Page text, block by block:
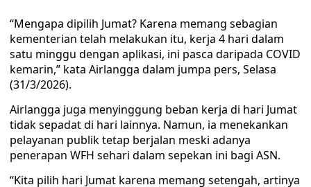
“Mengapa dipilih Jumat? Karena memang sebagian
kementerian telah melakukan itu, kerja 4 hari dalam
satu minggu dengan aplikasi, ini pasca daripada COVID
kemarin,” kata Airlangga dalam jumpa pers, Selasa
(31/3/2026).
Airlangga juga menyinggung beban kerja di hari Jumat
tidak sepadat di hari lainnya. Namun, ia menekankan
pelayanan publik tetap berjalan meski adanya
penerapan WFH sehari dalam sepekan ini bagi ASN.
“Kita pilih hari Jumat karena memang setengah, artinya